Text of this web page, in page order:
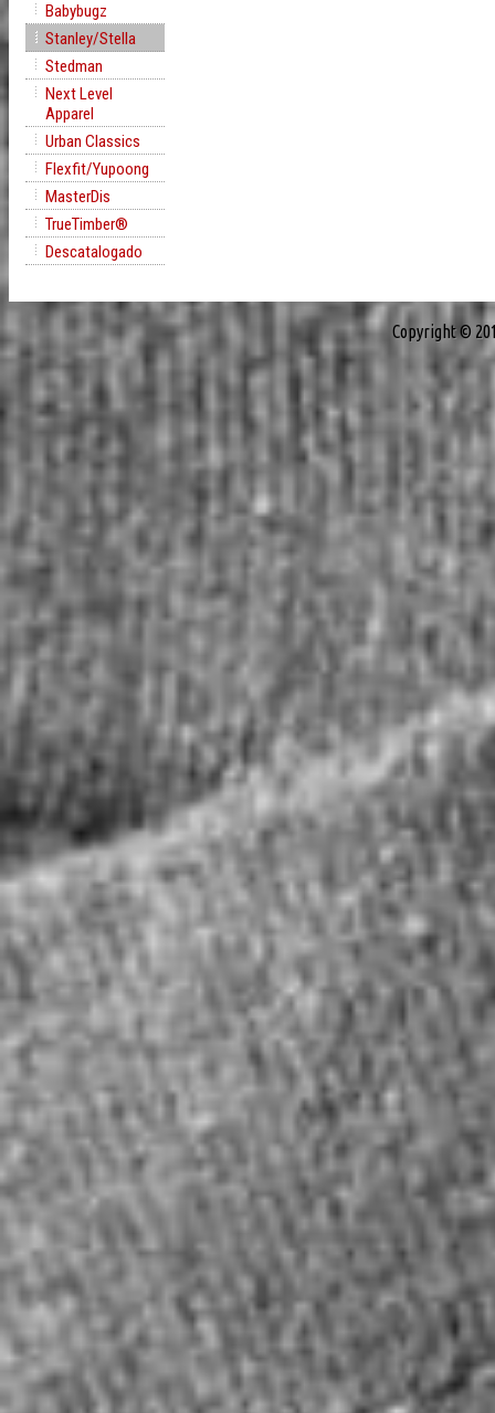
Babybugz
Stanley/Stella
Stedman
Next Level
Apparel
Urban Classics
Flexfit/Yupoong
MasterDis
TrueTimber®
Descatalogado
Copyright ©